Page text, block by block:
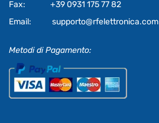
Fax:
+39 0931 175 77 82
Email:
supporto@rfelettronica.com
Metodi di Pagamento: